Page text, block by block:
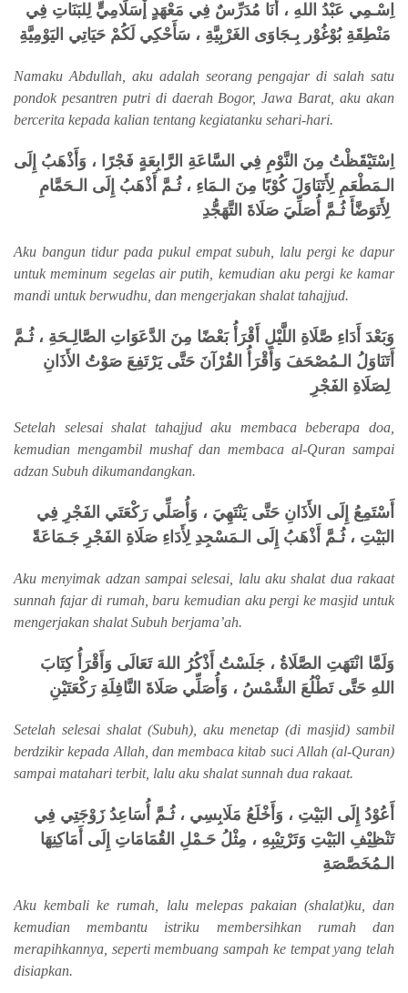
اِسْـمِي عَبْدُ اللهِ ، أَنَا مُدَرِّسٌ فِي مَعْهَدٍ إْسَلَامِيٍّ لِلبَنَاتِ فِي
مَنْطِقَةِ بُوْغُوْر بِـجَاوَى الغَرْبِيَّةِ ، سَأَحْكِي لَكُمْ حَيَاتِي اليَوْمِيَّةِ
Namaku Abdullah, aku adalah seorang pengajar di salah satu
pondok pesantren putri di daerah Bogor, Jawa Barat, aku akan
bercerita kepada kalian tentang kegiatanku sehari-hari.
اِسْتَيْقَظْتُ مِنَ النَّوْمِ فِي السَّاعَةِ الرَّابِعَةٍ فَجْرًا ، وَأَذْهَبُ إِلَى
الـمَطْعَمِ لِأَتَنَاوَلَ كُوْبًا مِنَ الـمَاءِ ، ثُـمَّ أَذْهَبُ إِلَى الـحَمَّامِ
Aku bangun tidur pada pukul empat subuh, lalu pergi ke dapur
untuk meminum segelas air putih, kemudian aku pergi ke kamar
mandi untuk berwudhu, dan mengerjakan shalat tahajjud.
وَبَعْدَ أَدَاءِ صَّلَاةِ اللَّيْلِ أَقْرَأُ بَعْضًا مِنَ الدَّعَوَاتِ الصَّالِـحَةِ ، ثُـمَّ
أَتَنَاوَلُ الـمُصْحَفَ وَأَقْرَأُ القُرْآنَ حَتَّى يَرْتَفِعَ صَوْتُ الأَذَانِ
Setelah selesai shalat tahajjud aku membaca beberapa doa,
kemudian mengambil mushaf dan membaca al-Quran sampai
adzan Subuh dikumandangkan.
أَسْتَمِعُ إِلَى الأَذَانِ حَتَّى يَنْتَهِيَ ، وَأُصَلِّي رَكْعَتَي الفَجْرِ فِي
البَيْتِ ، ثُـمَّ أَذْهَبُ إِلَى الـمَسْجِدِ لِأَدَاءِ صَلَاةِ الفَجْرِ جَـمَاعَةً
Aku menyimak adzan sampai selesai, lalu aku shalat dua rakaat
sunnah fajar di rumah, baru kemudian aku pergi ke masjid untuk
mengerjakan shalat Subuh berjama’ah.
وَلَمَّا انْتَهَتِ الصَّلَاةُ ، جَلَسْتُ أَذْكُرُ اللهَ تَعَالَى وَأَقْرَأُ كِتَابَ
اللهِ حَتَّى تَطْلُعَ الشَّمْسُ ، وَأُصَلِّي صَلَاةَ النَّافِلَةِ رَكْعَتَيْنِ
Setelah selesai shalat (Subuh), aku menetap (di masjid) sambil
berdzikir kepada Allah, dan membaca kitab suci Allah (al-Quran)
sampai matahari terbit, lalu aku shalat sunnah dua rakaat.
أَعُوْدُ إِلَى البَيْتِ ، وَأَخْلَعُ مَلَابِسِي ، ثُـمَّ أُسَاعِدُ زَوْجَتِي فِي
تَنْظِيْفِ البَيْتِ وَتَرْتِيْبِهِ ، مِثْلُ حَـمْلِ القُمَامَاتِ إِلَى أَمَاكِنِهَا
الـمُخَصَّصَةِ
Aku kembali ke rumah, lalu melepas pakaian (shalat)ku, dan
kemudian membantu istriku membersihkan rumah dan
merapihkannya, seperti membuang sampah ke tempat yang telah
disiapkan.